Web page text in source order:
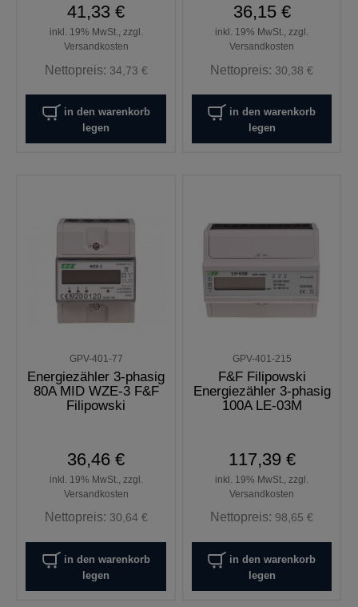
41,33 €
inkl. 19% MwSt., zzgl.
Versandkosten
Nettopreis: 34,73 €
in den warenkorb
legen
36,15 €
inkl. 19% MwSt., zzgl.
Versandkosten
Nettopreis: 30,38 €
in den warenkorb
legen
GPV-401-77
Energiezähler 3-phasig
80A MID WZE-3 F&F
Filipowski
36,46 €
inkl. 19% MwSt., zzgl.
Versandkosten
Nettopreis: 30,64 €
in den warenkorb
legen
GPV-401-215
F&F Filipowski
Energiezähler 3-phasig
100A LE-03M
117,39 €
inkl. 19% MwSt., zzgl.
Versandkosten
Nettopreis: 98,65 €
in den warenkorb
legen